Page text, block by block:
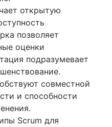
работы
процессов
бэклога
проектами по
для
открытую
позволяет
оценки
подразумевает
совместной
и способности
Scrum для